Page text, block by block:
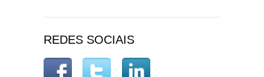
REDES SOCIAIS